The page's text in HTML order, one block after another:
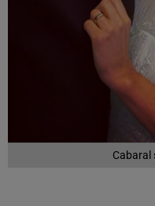
Cabaral